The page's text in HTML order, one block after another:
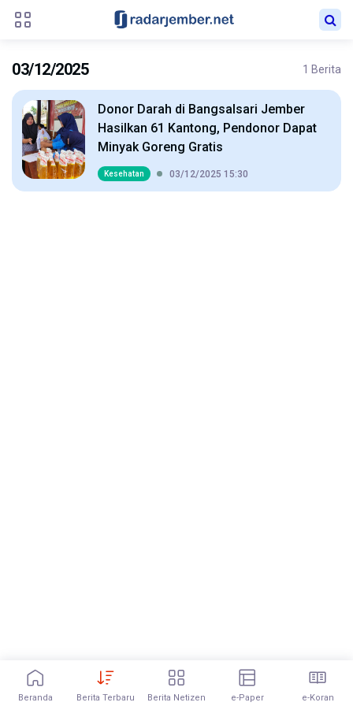
03/12/2025 1 Berita
Donor Darah di Bangsalsari Jember
Hasilkan 61 Kantong, Pendonor Dapat
Minyak Goreng Gratis
Kesehatan 03/12/2025 15:30
Beranda Berita Terbaru Berita Netizen e-Paper e-Koran